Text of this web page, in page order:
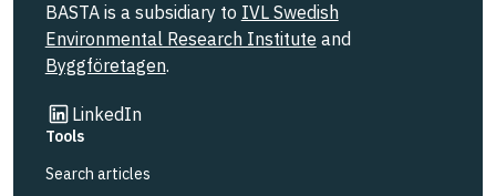
BASTA is a subsidiary to IVL Swedish
Environmental Research Institute and
Byggföretagen.
LinkedIn
Link to other website
Tools
Search articles